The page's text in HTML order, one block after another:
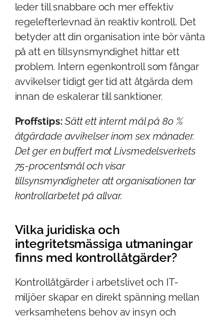
leder till snabbare och mer effektiv
regelefterlevnad än reaktiv kontroll. Det
betyder att din organisation inte bör vänta
på att en tillsynsmyndighet hittar ett
problem. Intern egenkontroll som fångar
avvikelser tidigt ger tid att åtgärda dem
innan de eskalerar till sanktioner.
Proffstips: Sätt ett internt mål på 80 %
åtgärdade avvikelser inom sex månader.
Det ger en buffert mot Livsmedelsverkets
75-procentsmål och visar
tillsynsmyndigheter att organisationen tar
kontrollarbetet på allvar.
Vilka juridiska och
integritetsmässiga utmaningar
finns med kontrollåtgärder?
Kontrollåtgärder i arbetslivet och IT-
miljöer skapar en direkt spänning mellan
verksamhetens behov av insyn och